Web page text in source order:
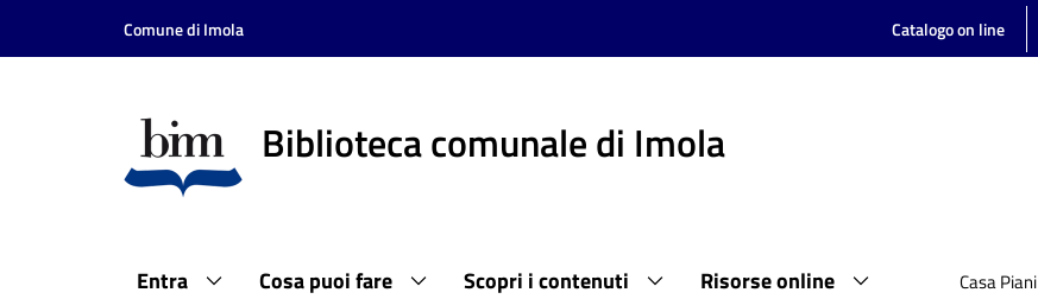
Vai al contenuto
Vai alla navigazione
Comune di Imola Catalogo on line
Biblioteca comunale di Imola
Entra Cosa puoi fare Scopri i contenuti Risorse online Casa Piani